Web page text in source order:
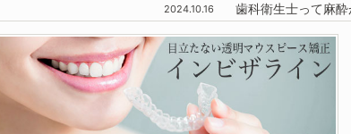
2024.10.16 歯科衛生士って麻酔